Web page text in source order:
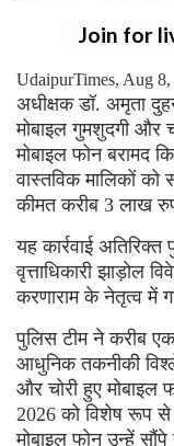
Join for
UdaipurTimes, Aug
अधीक्षक डॉ. अमृता
मोबाइल गुमशुदगी और
मोबाइल फोन बरामद
वास्तविक मालिकों को
कीमत करीब 3 लाख
यह कार्रवाई
वृत्ताधिकारी झाड़ोल
करणाराम के नेतृत्व में
पुलिस टीम ने करीब
आधुनिक तकनीकी
और चोरी हुए
2026 को विशेष रूप से
मोबाइल फोन उन्हें सौंपे